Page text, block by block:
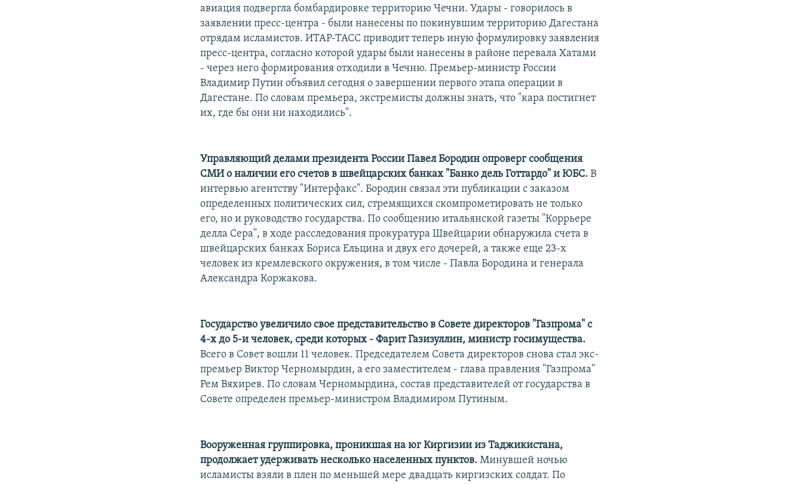
авиация подвергла бомбардировке территорию Чечни. Удары - говорилось в
заявлении пресс-центра - были нанесены по покинувшим территорию Дагестана
отрядам исламистов. ИТАР-ТАСС приводит теперь иную формулировку заявления
пресс-центра, согласно которой удары были нанесены в районе перевала Хатами
- через него формирования отходили в Чечню. Премьер-министр России
Владимир Путин объявил сегодня о завершении первого этапа операции в
Дагестане. По словам премьера, экстремисты должны знать, что "кара постигнет
их, где бы они ни находились".
Управляющий делами президента России Павел Бородин опроверг сообщения
СМИ о наличии его счетов в швейцарских банках "Банко дель Готтардо" и ЮБС. В
интервью агентству "Интерфакс". Бородин связал эти публикации с заказом
определенных политических сил, стремящихся скомпрометировать не только
его, но и руководство государства. По сообщению итальянской газеты "Коррьере
делла Сера", в ходе расследования прокуратура Швейцарии обнаружила счета в
швейцарских банках Бориса Ельцина и двух его дочерей, а также еще 23-х
человек из кремлевского окружения, в том числе - Павла Бородина и генерала
Александра Коржакова.
Государство увеличило свое представительство в Совете директоров "Газпрома" с
4-х до 5-и человек, среди которых - Фарит Газизуллин, министр госимущества.
Всего в Совет вошли 11 человек. Председателем Совета директоров снова стал экс-
премьер Виктор Черномырдин, а его заместителем - глава правления "Газпрома"
Рем Вяхирев. По словам Черномырдина, состав представителей от государства в
Совете определен премьер-министром Владимиром Путиным.
Вооруженная группировка, проникшая на юг Киргизии из Таджикистана,
продолжает удерживать несколько населенных пунктов.Минувшей ночью
исламисты взяли в плен по меньшей мере двадцать киргизских солдат. По